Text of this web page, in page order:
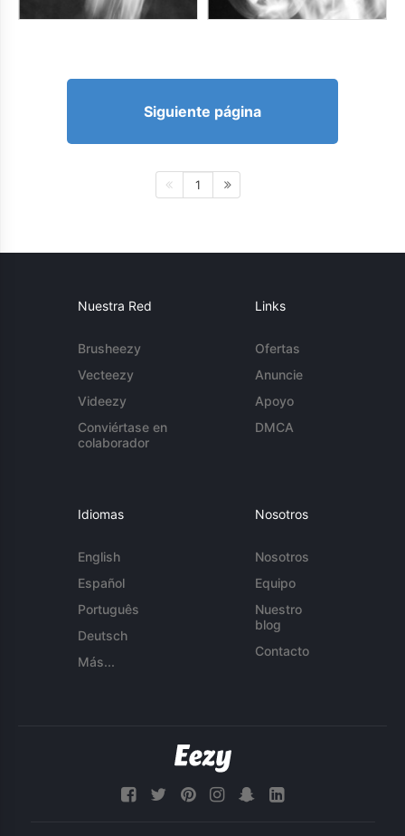
Siguiente página
1
Nuestra Red
Brusheezy
Vecteezy
Videezy
Conviértase en
colaborador
Links
Ofertas
Anuncie
Apoyo
DMCA
Idiomas
English
Español
Português
Deutsch
Más...
Nosotros
Nosotros
Equipo
Nuestro
blog
Contacto